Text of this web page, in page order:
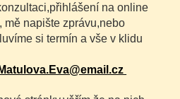
na online
mě napište zprávu,nebo
si termín a vše v klidu
Matulova.Eva@email.cz